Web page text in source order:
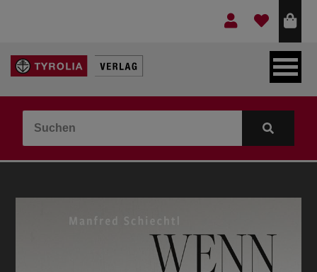
LEBEN & GLAUBE
KINDER- & JUGENDBUCH